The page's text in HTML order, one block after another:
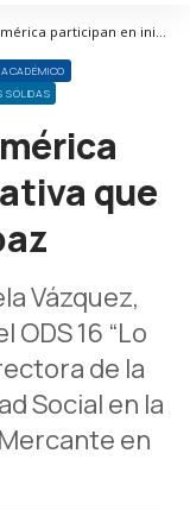
Corresponsables > Entrevistas > Niños de Iberoamérica participan en iniciativa que impulsa la paz
SÓLIDAS
que
Vázquez,
16 “Lo
de la
Social en la
en